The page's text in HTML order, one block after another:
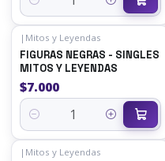
Quantity
| Mitos y Leyendas
FIGURAS NEGRAS - SINGLES
MITOS Y LEYENDAS
$7.000
Quantity
| Mitos y Leyendas